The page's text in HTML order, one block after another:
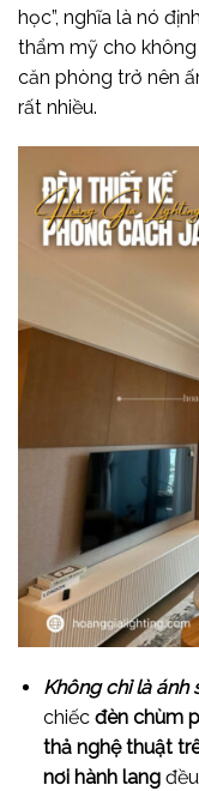
học”, nghĩa là nó
thẩm mỹ cho không
căn phòng trở nên
rất nhiều.
Không chỉ là ánh
chiếc đèn chùm
thả nghệ thuật
nơi hành langđều